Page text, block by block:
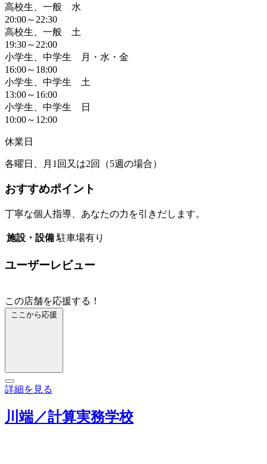
高校生、一般 水
20:00～22:30
高校生、一般 土
19:30～22:00
小学生、中学生 月・水・金
16:00～18:00
小学生、中学生 土
13:00～16:00
小学生、中学生 日
10:00～12:00
休業日
各曜日、月1回又は2回（5週の場合）
おすすめポイント
丁寧な個人指導、あなたの力を引きだします。
施設・設備 駐車場有り
ユーザーレビュー
この店舗を応援する！
ここから応援
詳細を見る
川端／計算実務学校